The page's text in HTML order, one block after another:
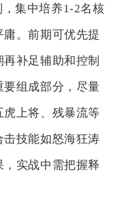
集中培养1-2名核
。前期可优先提
补足辅助和控制
组成部分，尽量
上将、残暴流等
技能如怒海狂涛
实战中需把握释